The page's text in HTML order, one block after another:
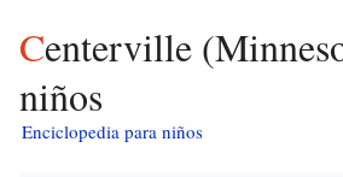
Centerville (Minnesota) para
niños
Enciclopedia para niños